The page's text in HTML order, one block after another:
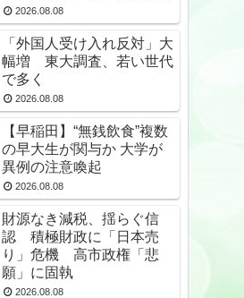
襲い口でくわえる姿も 大
久野島
2026.08.08
「外国人受け入れ反対」大
幅増 東大調査、若い世代
で多く
2026.08.08
【早稲田】“無銭飲食”複数
の早大生が関与か 大学が
異例の注意喚起
2026.08.08
財源なき減税、揺らぐ信
認 積極財政に「日本売
り」危機 高市政権「悲
願」に固執
2026.08.08